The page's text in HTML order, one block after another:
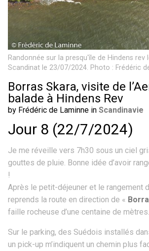
Randonnée sur la presqu'île de Hindens rev
Scandinat le 23/07/2024. Photo : Frédéric
Borras Skara, visite de
balade à Hindens Rev
by Frédéric de Laminne in Scandinavie
Jour 8 (22/7/2024)
Je me réveille vers 7h30 sous un ciel
gouttes de pluie. Bonne idée d’avoir
!
Après le petit-déjeuner et le rangement
reprends la route en direction de «
faille rocheuse d’une centaine de mètres.
Sur le parking, des Suédois installés
un pick-up m’indiquent un chemin plus